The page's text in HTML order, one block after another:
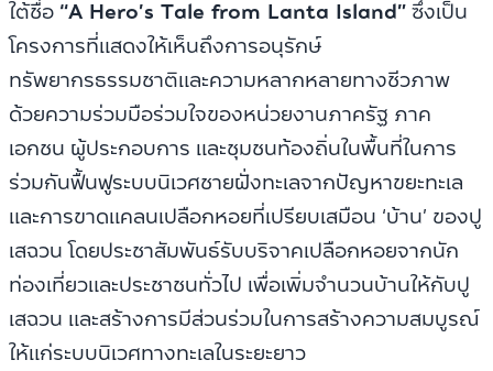
ใต้ชื่อ “A Hero’s Tale from Lanta Island”ซึ่งเป็น
โครงการที่แสดงให้เห็นถึงการอนุรักษ์
ทรัพยากรธรรมชาติและความหลากหลายทางชีวภาพ
ด้วยความร่วมมือร่วมใจของหน่วยงานภาครัฐ ภาค
เอกชน ผู้ประกอบการ และชุมชนท้องถิ่นในพื้นที่ในการ
ร่วมกันฟื้นฟูระบบนิเวศชายฝั่งทะเลจากปัญหาขยะทะเล
และการขาดแคลนเปลือกหอยที่เปรียบเสมือน ‘บ้าน’ ของปู
เสฉวน โดยประชาสัมพันธ์รับบริจาคเปลือกหอยจากนัก
ท่องเที่ยวและประชาชนทั่วไป เพื่อเพิ่มจำนวนบ้านให้กับปู
เสฉวน และสร้างการมีส่วนร่วมในการสร้างความสมบูรณ์
ให้แก่ระบบนิเวศทางทะเลในระยะยาว